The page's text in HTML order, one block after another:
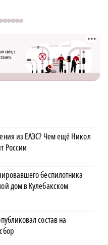
из ЕАЭС? Чем ещё Никол
России
беспилотника
дом в Кулебакском
состав на